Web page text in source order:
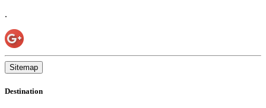
.
Sitemap
Destination